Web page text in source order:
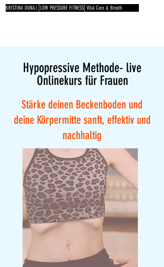
KRISTINA DUNAJ⎟LOW PRESSURE FITNESS⎜Vital Core & Breath
Hypopressive Methode- live
Onlinekurs für Frauen
Stärke deinen Beckenboden und
deine Körpermitte sanft, effektiv und
nachhaltig